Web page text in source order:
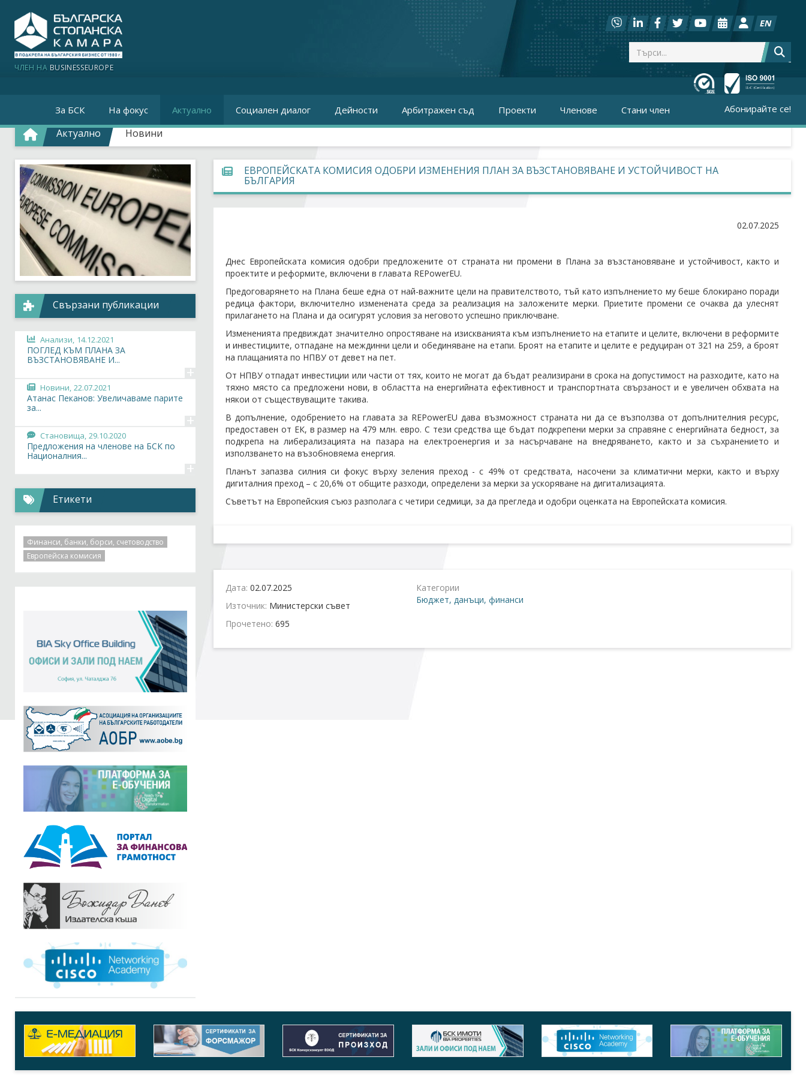
ЧЛЕН НА BUSINESSEUROPE
EN
За БСК На фокус Актуално Социален диалог Дейности Арбитражен съд Проекти Членове Стани член Абонирайте се!
Актуално Новини
ЕВРОПЕЙСКАТА КОМИСИЯ ОДОБРИ ИЗМЕНЕНИЯ ПЛАН ЗА ВЪЗСТАНОВЯВАНЕ И УСТОЙЧИВОСТ НА
БЪЛГАРИЯ
02.07.2025
Днес Европейската комисия одобри предложените от страната ни промени в Плана за възстановяване и устойчивост, както и
проектите и реформите, включени в главата REPowerEU.
Предоговарянето на Плана беше една от най-важните цели на правителството, тъй като изпълнението му беше блокирано поради
редица фактори, включително изменената среда за реализация на заложените мерки. Приетите промени се очаква да улеснят
прилагането на Плана и да осигурят условия за неговото успешно приключване.
Измененията предвиждат значително опростяване на изискванията към изпълнението на етапите и целите, включени в реформите
и инвестициите, отпадане на междинни цели и обединяване на етапи. Броят на етапите и целите е редуциран от 321 на 259, а броят
на плащанията по НПВУ от девет на пет.
От НПВУ отпадат инвестиции или части от тях, които не могат да бъдат реализирани в срока на допустимост на разходите, като на
тяхно място са предложени нови, в областта на енергийната ефективност и транспортната свързаност и е увеличен обхвата на
някои от съществуващите такива.
В допълнение, одобрението на главата за REPowerEU дава възможност страната ни да се възползва от допълнителния ресурс,
предоставен от ЕК, в размер на 479 млн. евро. С тези средства ще бъдат подкрепени мерки за справяне с енергийната бедност, за
подкрепа на либерализацията на пазара на електроенергия и за насърчаване на внедряването, както и за съхранението и
използването на възобновяема енергия.
Планът запазва силния си фокус върху зеления преход - с 49% от средствата, насочени за климатични мерки, както и върху
дигиталния преход – с 20,6% от общите разходи, определени за мерки за ускоряване на дигитализацията.
Съветът на Европейския съюз разполага с четири седмици, за да прегледа и одобри оценката на Европейската комисия.
Дата: 02.07.2025
Източник: Министерски съвет
Прочетено: 695
Категории
Бюджет, данъци, финанси
Свързани публикации
Анализи, 14.12.2021
ПОГЛЕД КЪМ ПЛАНА ЗА
ВЪЗСТАНОВЯВАНЕ И...
+
Новини, 22.07.2021
Атанас Пеканов: Увеличаваме парите
за...
+
Становища, 29.10.2020
Предложения на членове на БСК по
Националния...
+
Етикети
Финанси, банки, борси, счетоводство
Европейска комисия